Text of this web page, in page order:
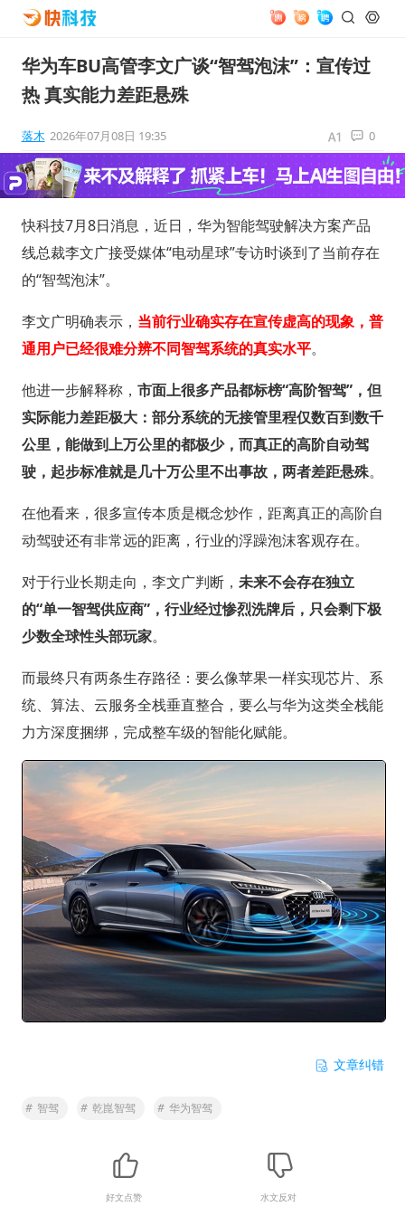
华为车BU高管李文广谈“智驾泡沫”：宣传过
热 真实能力差距悬殊
落木 2026年07月08日 19:35 0
快科技7月8日消息，近日，华为智能驾驶解决方案产品
线总裁李文广接受媒体“电动星球”专访时谈到了当前存在
的“智驾泡沫”。
李文广明确表示， 当前行业确实存在宣传虚高的现象，普
通用户已经很难分辨不同智驾系统的真实水平。
他进一步解释称， 市面上很多产品都标榜“高阶智驾”，但
实际能力差距极大：部分系统的无接管里程仅数百到数千
公里，能做到上万公里的都极少，而真正的高阶自动驾
驶，起步标准就是几十万公里不出事故，两者差距悬殊。
在他看来，很多宣传本质是概念炒作，距离真正的高阶自
动驾驶还有非常远的距离，行业的浮躁泡沫客观存在。
对于行业长期走向，李文广判断， 未来不会存在独立
的“单一智驾供应商”，行业经过惨烈洗牌后，只会剩下极
少数全球性头部玩家。
而最终只有两条生存路径：要么像苹果一样实现芯片、系
统、算法、云服务全栈垂直整合，要么与华为这类全栈能
力方深度捆绑，完成整车级的智能化赋能。
文章纠错
# 智驾 # 乾崑智驾 # 华为智驾
好文点赞 水文反对